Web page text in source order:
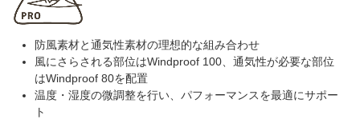
防風素材と通気性素材の理想的な組み合わせ
風にさらされる部位はWindproof 100、通気性が必要な部位
はWindproof 80を配置
温度・湿度の微調整を行い、パフォーマンスを最適にサポー
ト